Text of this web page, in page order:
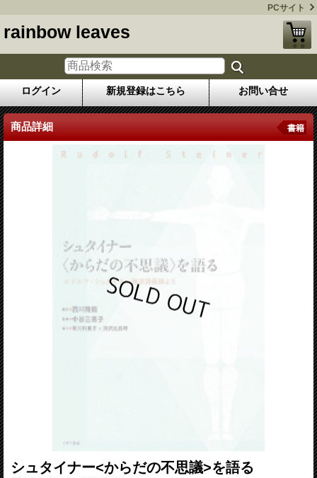
PCサイト
rainbow leaves
ログイン 新規登録はこちら お問い合せ
商品詳細 書籍
シュタイナー<からだの不思議>を語る